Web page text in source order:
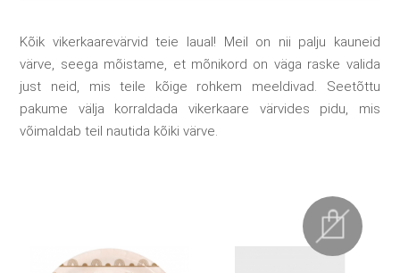
Kõik vikerkaarevärvid teie laual! Meil on nii palju kauneid
värve, seega mõistame, et mõnikord on väga raske valida
just neid, mis teile kõige rohkem meeldivad. Seetõttu
pakume välja korraldada vikerkaare värvides pidu, mis
võimaldab teil nautida kõiki värve.